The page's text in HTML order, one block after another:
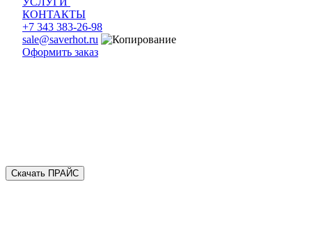
КОНТАКТЫ
+7 343 383-26-98
sale@saverhot.ru
Оформить заказ
Скачать ПРАЙС